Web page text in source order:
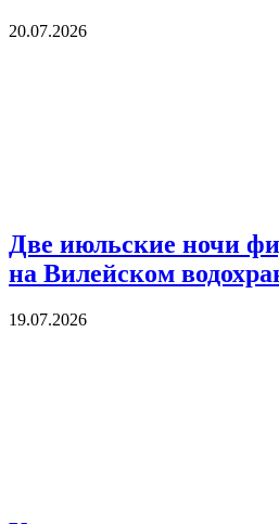
20.07.2026
Две июльские ночи
на Вилейском
19.07.2026